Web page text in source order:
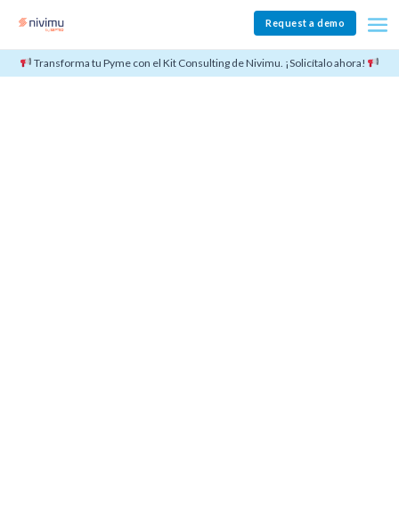
Request a demo
Transforma tu Pyme con el Kit Consulting de Nivimu. ¡Solicítalo ahora!